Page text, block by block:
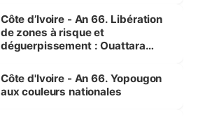
milieu des sinistrés
Côte d’Ivoire - An 66. Libération
de zones à risque et
déguerpissement : Ouattara
l'Etat de droit pour préserver les
vies humaines »
Côte d'Ivoire - An 66. Yopougon
aux couleurs nationales